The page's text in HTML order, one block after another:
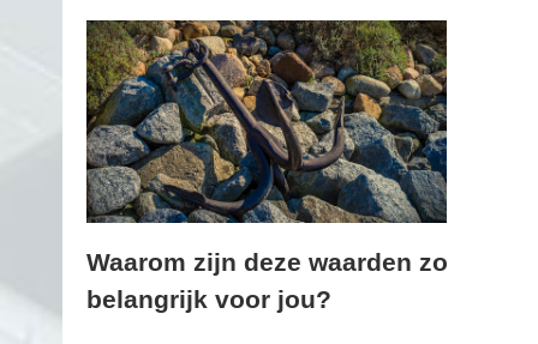
Waarom zijn deze waarden zo
belangrijk voor jou?